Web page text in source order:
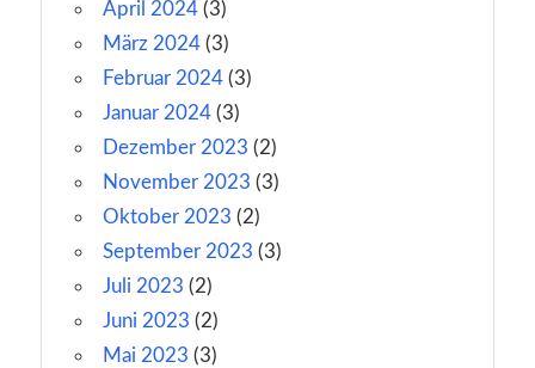
April 2024 (3)
März 2024 (3)
Februar 2024 (3)
Januar 2024 (3)
Dezember 2023 (2)
November 2023 (3)
Oktober 2023 (2)
September 2023 (3)
Juli 2023 (2)
Juni 2023 (2)
Mai 2023 (3)